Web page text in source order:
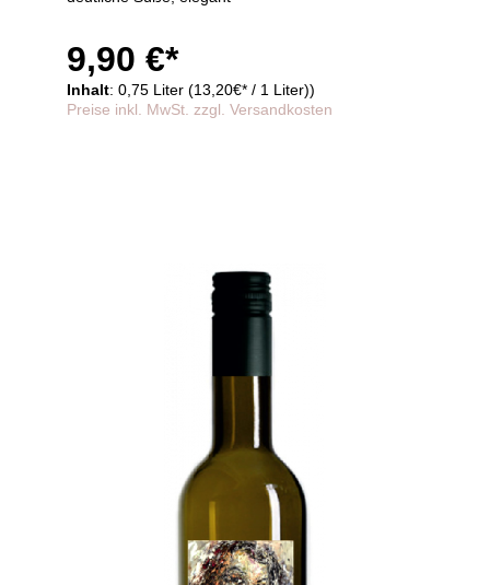
9,90 €*
Inhalt: 0,75 Liter (13,20€* / 1 Liter))
Preise inkl. MwSt. zzgl. Versandkosten